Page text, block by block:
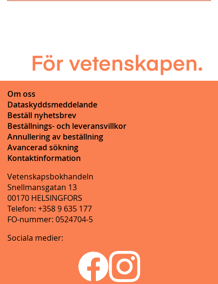
Om oss
Dataskyddsmeddelande
Beställ nyhetsbrev
Beställnings- och leveransvillkor
Annullering av beställning
Avancerad sökning
Kontaktinformation
Vetenskapsbokhandeln
Snellmansgatan 13
00170 HELSINGFORS
Telefon: +358 9 635 177
FO-nummer: 0524704-5
Sociala medier: